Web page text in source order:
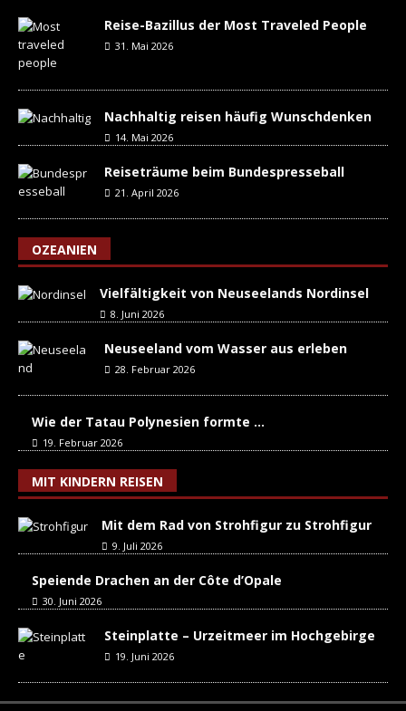
Reise-Bazillus der Most Traveled People
31. Mai 2026
Nachhaltig reisen häufig Wunschdenken
14. Mai 2026
Reiseträume beim Bundespresseball
21. April 2026
OZEANIEN
Vielfältigkeit von Neuseelands Nordinsel
8. Juni 2026
Neuseeland vom Wasser aus erleben
28. Februar 2026
Wie der Tatau Polynesien formte …
19. Februar 2026
MIT KINDERN REISEN
Mit dem Rad von Strohfigur zu Strohfigur
9. Juli 2026
Speiende Drachen an der Côte d’Opale
30. Juni 2026
Steinplatte – Urzeitmeer im Hochgebirge
19. Juni 2026